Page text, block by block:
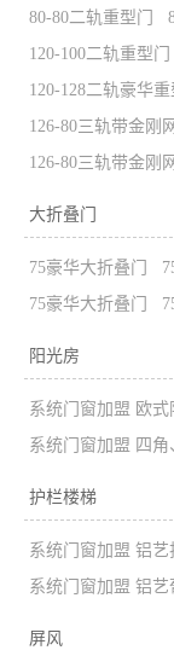
80-80二轨重型门
120-100二轨重型门
120-128二轨豪华重
126-80三轨带金刚
126-80三轨带金刚
大折叠门
75豪华大折叠门
75豪华大折叠门
阳光房
系统门窗加盟 欧式
系统门窗加盟 四
护栏楼梯
系统门窗加盟 铝艺
系统门窗加盟 铝
屏风